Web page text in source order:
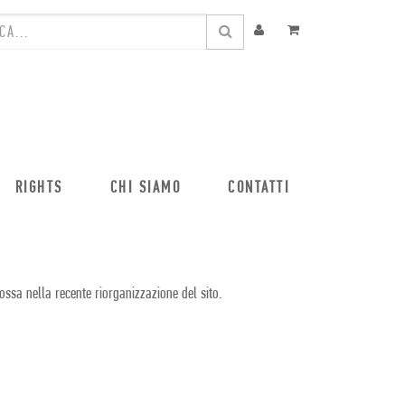
RIGHTS CHI SIAMO CONTATTI
nella recente riorganizzazione del sito.